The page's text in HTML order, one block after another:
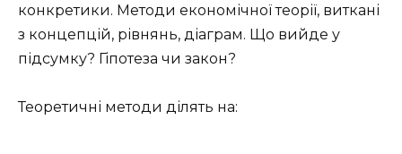
конкретики. Методи економічної теорії, виткані
з концепцій, рівнянь, діаграм. Що вийде у
підсумку? Гіпотеза чи закон?
Теоретичні методи ділять на: